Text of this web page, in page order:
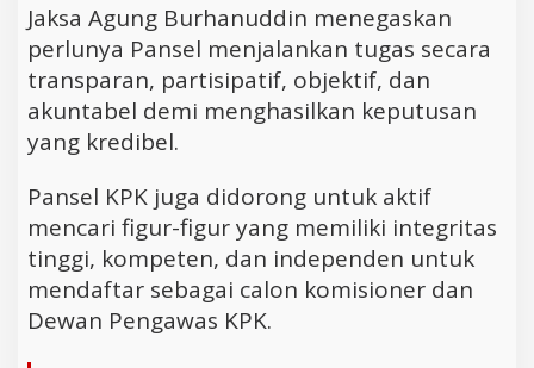
Jaksa Agung Burhanuddin menegaskan
perlunya Pansel menjalankan tugas secara
transparan, partisipatif, objektif, dan
akuntabel demi menghasilkan keputusan
yang kredibel.
Pansel KPK juga didorong untuk aktif
mencari figur-figur yang memiliki integritas
tinggi, kompeten, dan independen untuk
mendaftar sebagai calon komisioner dan
Dewan Pengawas KPK.